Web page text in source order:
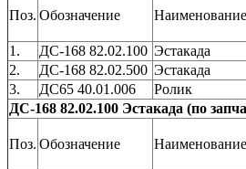
Поз. Обозначение Наименование
1. ДС-168 82.02.100 Эстакада
2.
ДС-168 82.02.500 Эстакада
3.
ДС65 40.01.006 Ролик
ДС-168 82.02.100 Эстакада (по
Поз. Обозначение Наименование